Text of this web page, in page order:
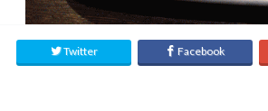
Twitter Facebook